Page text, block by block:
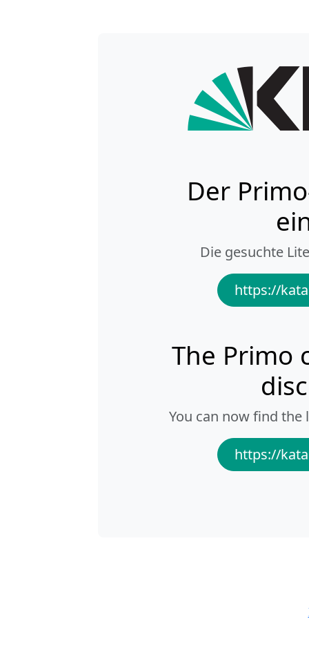
Der
Die gesuchte
https://
The Primo
You can now find
https://